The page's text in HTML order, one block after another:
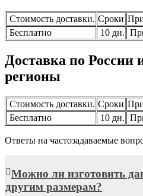
Стоимость доставки. Сроки
Бесплатно
10 дн.
Доставка по России
регионы
Стоимость доставки. Сроки
Бесплатно
10 дн.
Ответы на частозадаваемые
Можно ли изготовить
другим размерам?